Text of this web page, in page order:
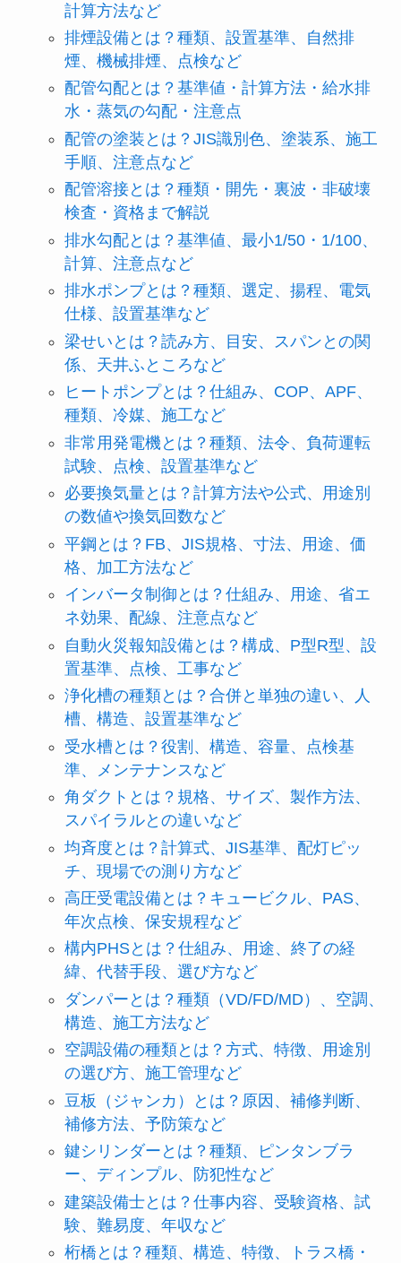
計算方法など
排煙設備とは？種類、設置基準、自然排
煙、機械排煙、点検など
配管勾配とは？基準値・計算方法・給水排
水・蒸気の勾配・注意点
配管の塗装とは？JIS識別色、塗装系、施工
手順、注意点など
配管溶接とは？種類・開先・裏波・非破壊
検査・資格まで解説
排水勾配とは？基準値、最小1/50・1/100、
計算、注意点など
排水ポンプとは？種類、選定、揚程、電気
仕様、設置基準など
梁せいとは？読み方、目安、スパンとの関
係、天井ふところなど
ヒートポンプとは？仕組み、COP、APF、
種類、冷媒、施工など
非常用発電機とは？種類、法令、負荷運転
試験、点検、設置基準など
必要換気量とは？計算方法や公式、用途別
の数値や換気回数など
平鋼とは？FB、JIS規格、寸法、用途、価
格、加工方法など
インバータ制御とは？仕組み、用途、省エ
ネ効果、配線、注意点など
自動火災報知設備とは？構成、P型R型、設
置基準、点検、工事など
浄化槽の種類とは？合併と単独の違い、人
槽、構造、設置基準など
受水槽とは？役割、構造、容量、点検基
準、メンテナンスなど
角ダクトとは？規格、サイズ、製作方法、
スパイラルとの違いなど
均斉度とは？計算式、JIS基準、配灯ピッ
チ、現場での測り方など
高圧受電設備とは？キュービクル、PAS、
年次点検、保安規程など
構内PHSとは？仕組み、用途、終了の経
緯、代替手段、選び方など
ダンパーとは？種類（VD/FD/MD）、空調、
構造、施工方法など
空調設備の種類とは？方式、特徴、用途別
の選び方、施工管理など
豆板（ジャンカ）とは？原因、補修判断、
補修方法、予防策など
鍵シリンダーとは？種類、ピンタンブラ
ー、ディンプル、防犯性など
建築設備士とは？仕事内容、受験資格、試
験、難易度、年収など
桁橋とは？種類、構造、特徴、トラス橋・